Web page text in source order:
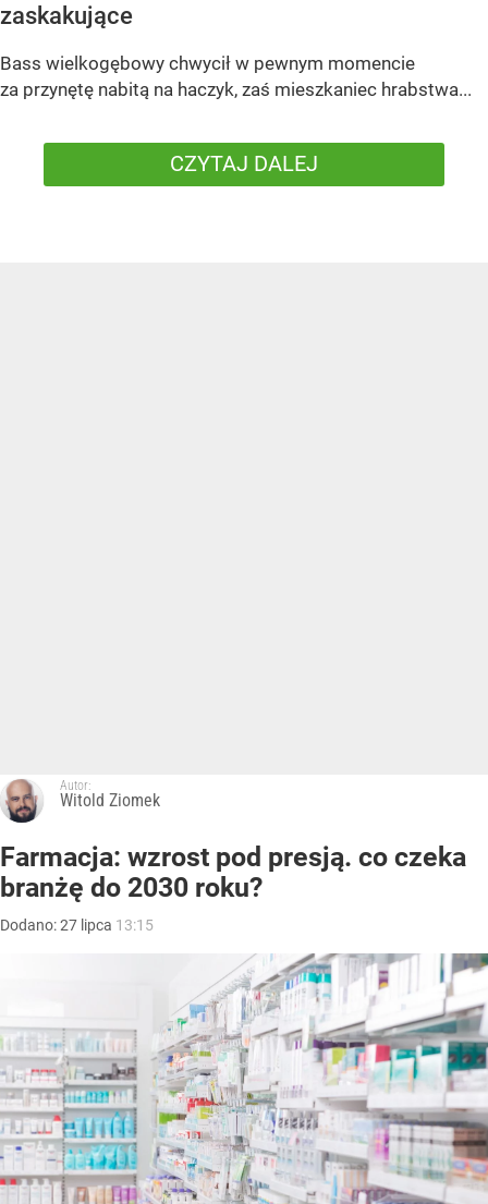
zaskakujące
Bass wielkogębowy chwycił w pewnym momencie
za przynętę nabitą na haczyk, zaś mieszkaniec hrabstwa...
CZYTAJ DALEJ
Autor:
Witold Ziomek
Farmacja: wzrost pod presją. co czeka
branżę do 2030 roku?
Dodano:27 lipca 13:15